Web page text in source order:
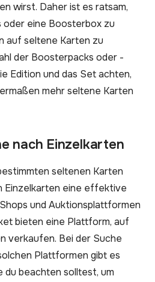
wirst. Daher ist es ratsam,
eine Boosterbox zu
auf seltene Karten zu
der Boosterpacks oder -
Edition und das Set achten,
mehr seltene Karten
nach Einzelkarten
seltenen Karten
Einzelkarten eine effektive
und Auktionsplattformen
bieten eine Plattform, auf
verkaufen. Bei der Suche
Plattformen gibt es
du beachten solltest, um